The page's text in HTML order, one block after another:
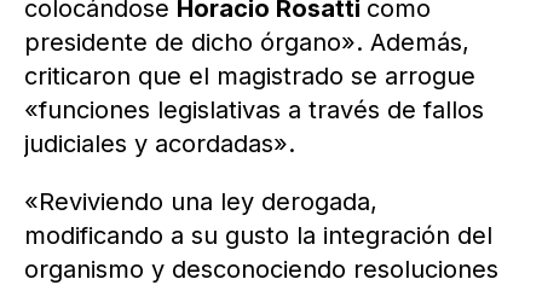
colocándose Horacio Rosatti como
presidente de dicho órgano». Además,
criticaron que el magistrado se arrogue
«funciones legislativas a través de fallos
judiciales y acordadas».
«Reviviendo una ley derogada,
modificando a su gusto la integración del
organismo y desconociendo resoluciones